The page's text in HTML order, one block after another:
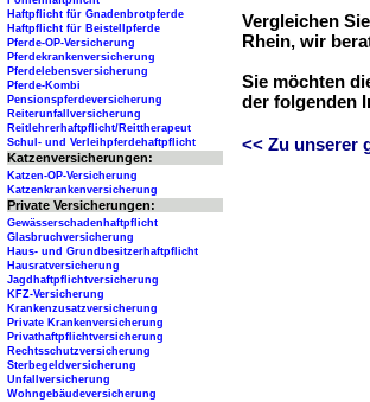
Vergleichen
Rhein, wir
Sie möchten
der folgenden
<< Zu unserer
Haftpflicht für Gnadenbrotpferde
Haftpflicht für Beistellpferde
Pferde-OP-Versicherung
Pferdekrankenversicherung
Pferdelebensversicherung
Pferde-Kombi
Pensionspferdeversicherung
Reiterunfallversicherung
Reitlehrerhaftpflicht/Reittherapeut
Schul- und Verleihpferdehaftpflicht
Katzenversicherungen:
Katzen-OP-Versicherung
Katzenkrankenversicherung
Private Versicherungen:
Gewässerschadenhaftpflicht
Glasbruchversicherung
Haus- und Grundbesitzerhaftpflicht
Hausratversicherung
Jagdhaftpflichtversicherung
KFZ-Versicherung
Krankenzusatzversicherung
Private Krankenversicherung
Privathaftpflichtversicherung
Rechtsschutzversicherung
Sterbegeldversicherung
Unfallversicherung
Wohngebäudeversicherung